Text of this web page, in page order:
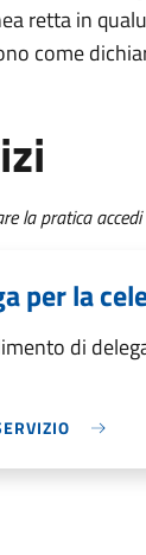
retta in
come
la pratica
per la
di